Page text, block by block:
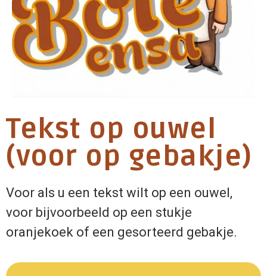
Tekst op ouwel
(voor op gebakje)
Voor als u een tekst wilt op een ouwel,
voor bijvoorbeeld op een stukje
oranjekoek of een gesorteerd gebakje.